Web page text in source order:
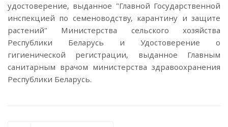
удостоверение, выданное "Главной Государственной
инспекцией по семеноводству, карантину и защите
растений" Министерства сельского хозяйства
Республики Беларусь и Удостоверение о
гигиенической регистрации, выданное Главным
санитарным врачом министерства здравоохранения
Республики Беларусь.